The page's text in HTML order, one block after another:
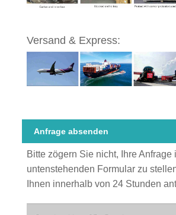
Versand & Express:
Anfrage absenden
Bitte zögern Sie nicht, Ihre Anfrage
untenstehenden Formular zu
Ihnen innerhalb von 24 Stunden